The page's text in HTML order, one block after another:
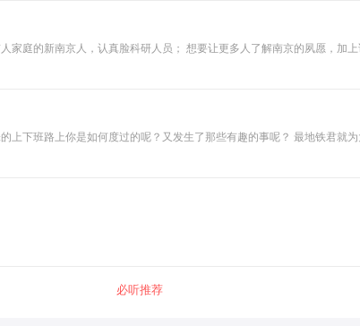
庭的新南京人，认真脸科研人员； 想要让更多人了解南京的夙愿，加
陪你一起看秦淮景看毓秀钟山看逝去的和遗留的故事，从诗词歌赋聊到
下班路上你是如何度过的呢？又发生了那些有趣的事呢？ 最地铁君就
必听推荐